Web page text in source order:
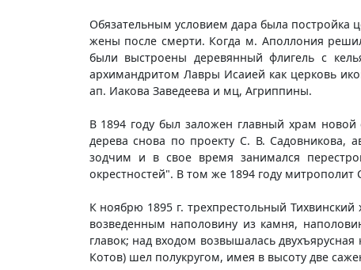
Обязательным условием дара была
жены после смерти. Когда м. Аполлония
были выстроены деревянный флигель с
архимандритом Лавры Исаией как церковь
ап. Иакова Заведеева и мц, Агриппины.
В 1894 году был заложен главный храм
дерева снова по проекту С. В. Садовникова,
зодчим и в свое время занимался
окрестностей". В том же 1894 году
К ноябрю 1895 г. трехпрестольный
возведенным наполовину из камня,
главок; над входом возвышалась
Котов) шел полукругом, имея в высоту две